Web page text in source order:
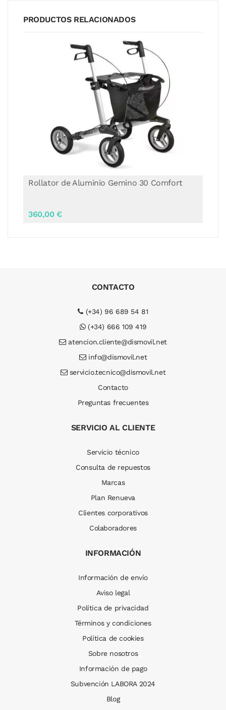
PRODUCTOS RELACIONADOS
Rollator de Aluminio Gemino 30
670,00 €
CONTACTO
(+34) 96 689 54 81
(+34) 666 109 419
atencion.cliente@dismovil.net
info@dismovil.net
servicio.tecnico@dismovil.net
Contacto
Preguntas frecuentes
SERVICIO AL CLIENTE
Servicio técnico
Consulta de repuestos
Marcas
Plan Renueva
Clientes corporativos
Colaboradores
INFORMACIÓN
Información de envío
Aviso legal
Política de privacidad
Términos y condiciones
Política de cookies
Sobre nosotros
Información de pago
Subvención LABORA 2024
Blog